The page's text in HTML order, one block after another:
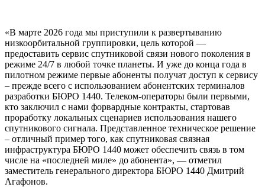
«В марте 2026 года мы приступили к развертыванию
низкоорбитальной группировки, цель которой —
предоставить сервис спутниковой связи нового поколения в
режиме 24/7 в любой точке планеты. И уже до конца года в
пилотном режиме первые абоненты получат доступ к сервису
– прежде всего с использованием абонентских терминалов
разработки БЮРО 1440. Телеком-операторы были первыми,
кто заключил с нами форвардные контракты, стартовав
проработку локальных сценариев использования нашего
спутникового сигнала. Представленное техническое решение
– отличный пример того, как спутниковая связная
инфраструктура БЮРО 1440 может обеспечить связь в том
числе на «последней миле» до абонента», — отметил
заместитель генерального директора БЮРО 1440 Дмитрий
Агафонов.